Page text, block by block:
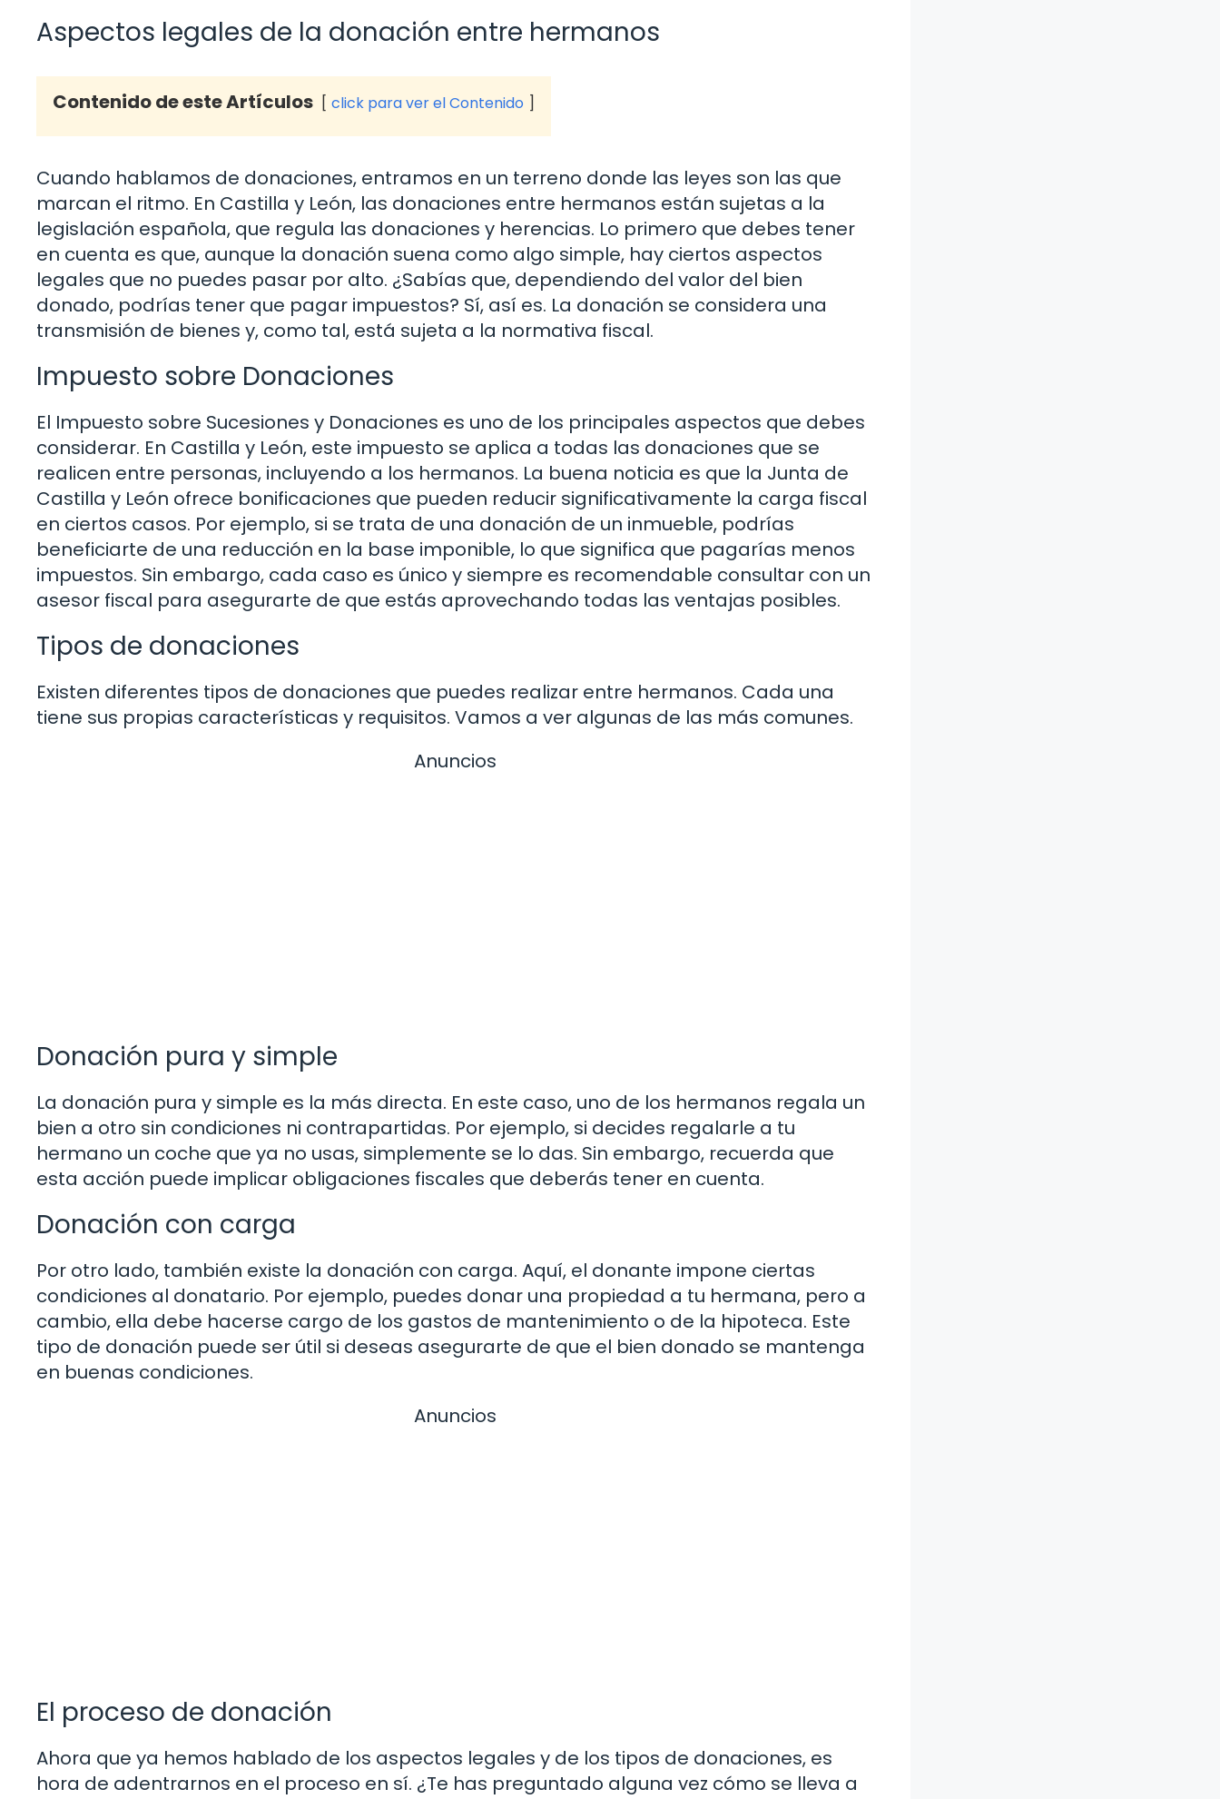
Aspectos legales de la donación entre hermanos
Contenido de este Artículos click para ver el Contenido
Cuando hablamos de donaciones, entramos en un terreno donde las leyes son las que
marcan el ritmo. En Castilla y León, las donaciones entre hermanos están sujetas a la
legislación española, que regula las donaciones y herencias. Lo primero que debes tener
en cuenta es que, aunque la donación suena como algo simple, hay ciertos aspectos
legales que no puedes pasar por alto. ¿Sabías que, dependiendo del valor del bien
donado, podrías tener que pagar impuestos? Sí, así es. La donación se considera una
transmisión de bienes y, como tal, está sujeta a la normativa fiscal.
Impuesto sobre Donaciones
El Impuesto sobre Sucesiones y Donaciones es uno de los principales aspectos que debes
considerar. En Castilla y León, este impuesto se aplica a todas las donaciones que se
realicen entre personas, incluyendo a los hermanos. La buena noticia es que la Junta de
Castilla y León ofrece bonificaciones que pueden reducir significativamente la carga fiscal
en ciertos casos. Por ejemplo, si se trata de una donación de un inmueble, podrías
beneficiarte de una reducción en la base imponible, lo que significa que pagarías menos
impuestos. Sin embargo, cada caso es único y siempre es recomendable consultar con un
asesor fiscal para asegurarte de que estás aprovechando todas las ventajas posibles.
Tipos de donaciones
Existen diferentes tipos de donaciones que puedes realizar entre hermanos. Cada una
tiene sus propias características y requisitos. Vamos a ver algunas de las más comunes.
Anuncios
Donación pura y simple
La donación pura y simple es la más directa. En este caso, uno de los hermanos regala un
bien a otro sin condiciones ni contrapartidas. Por ejemplo, si decides regalarle a tu
hermano un coche que ya no usas, simplemente se lo das. Sin embargo, recuerda que
esta acción puede implicar obligaciones fiscales que deberás tener en cuenta.
Donación con carga
Por otro lado, también existe la donación con carga. Aquí, el donante impone ciertas
condiciones al donatario. Por ejemplo, puedes donar una propiedad a tu hermana, pero a
cambio, ella debe hacerse cargo de los gastos de mantenimiento o de la hipoteca. Este
tipo de donación puede ser útil si deseas asegurarte de que el bien donado se mantenga
en buenas condiciones.
Anuncios
El proceso de donación
Ahora que ya hemos hablado de los aspectos legales y de los tipos de donaciones, es
hora de adentrarnos en el proceso en sí. ¿Te has preguntado alguna vez cómo se lleva a